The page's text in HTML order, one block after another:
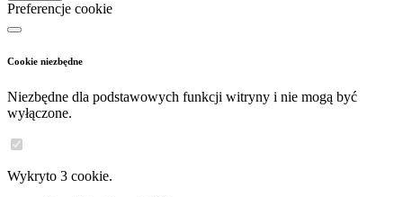
Preferencje cookie
Cookie niezbędne
Niezbędne dla podstawowych funkcji witryny i nie mogą być
wyłączone.
Wykryto 3 cookie.